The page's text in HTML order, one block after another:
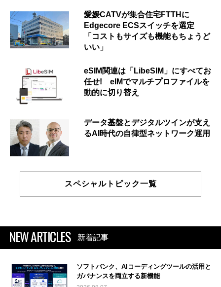
愛媛CATVが集合住宅FTTHに
Edgecore ECSスイッチを選定
「コストもサイズも機能もちょうど
いい」
eSIM関連は「LibeSIM」にすべてお
任せ! eIMでマルチプロファイルを
動的に切り替え
データ基盤とデジタルツインが支え
るAI時代の自律型ネットワーク運用
スペシャルトピック一覧
NEW ARTICLES 新着記事
ソフトバンク、AIコーディングツールの活用と
ガバナンスを両立する新機能